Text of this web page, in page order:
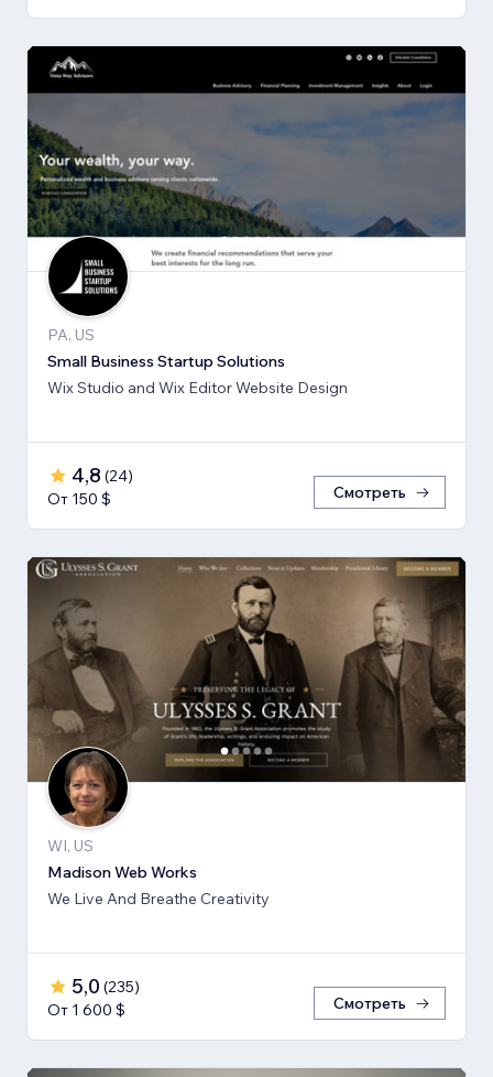
PA, US
Small Business Startup Solutions
Wix Studio and Wix Editor Website Design
4,8 (24)
От 150 $
Смотреть
WI, US
Madison Web Works
We Live And Breathe Creativity
5,0 (235)
От 1 600 $
Смотреть